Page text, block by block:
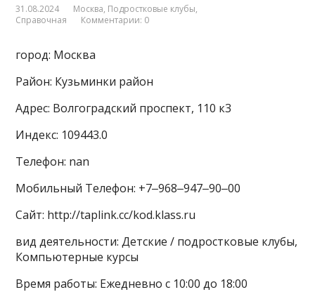
31.08.2024 Москва, Подростковые клубы,
Справочная
Комментарии: 0
город: Москва
Район: Кузьминки район
Адрес: Волгоградский проспект, 110 к3
Индекс: 109443.0
Телефон: nan
Мобильный Телефон: +7‒968‒947‒90‒00
Сайт: http://taplink.cc/kod.klass.ru
вид деятельности: Детские / подростковые клубы,
Компьютерные курсы
Время работы: Ежедневно с 10:00 до 18:00